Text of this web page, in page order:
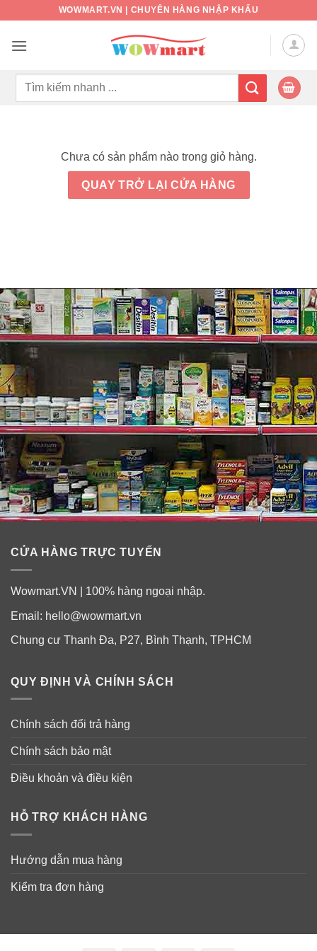
nội
WOWMART.VN | CHUYÊN HÀNG NHẬP KHẨU
Tìm
Chưa có sản phẩm nào trong giỏ hàng.
QUAY TRỞ LẠI CỬA HÀNG
CỬA HÀNG TRỰC TUYẾN
Wowmart.VN | 100% hàng ngoại nhập.
Email: hello@wowmart.vn
Chung cư Thanh Đa, P27, Bình Thạnh, TPHCM
QUY ĐỊNH VÀ CHÍNH SÁCH
Chính sách đổi trả hàng
Chính sách bảo mật
Điều khoản và điều kiện
HỖ TRỢ KHÁCH HÀNG
Hướng dẫn mua hàng
Kiểm tra đơn hàng